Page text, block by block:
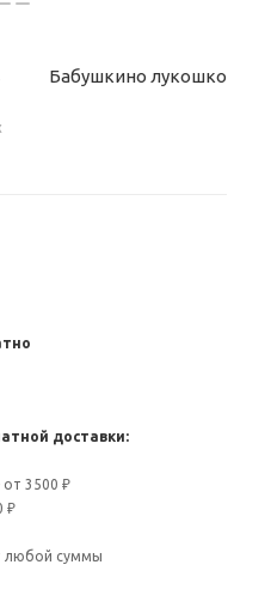
Бабушкино лукошко
доставки:
3500 ₽
₽
любой суммы